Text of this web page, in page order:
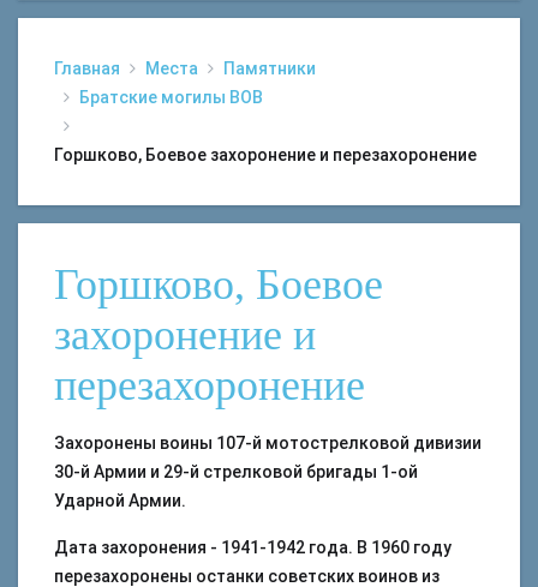
Главная Места
Памятники
Братские могилы ВОВ
Горшково, Боевое захоронение и перезахоронение
Горшково, Боевое
захоронение и
перезахоронение
Захоронены воины 107-й мотострелковой дивизии
30-й Армии и 29-й стрелковой бригады 1-ой
Ударной Армии.
Дата захоронения - 1941-1942 года. В 1960 году
перезахоронены останки советских воинов из